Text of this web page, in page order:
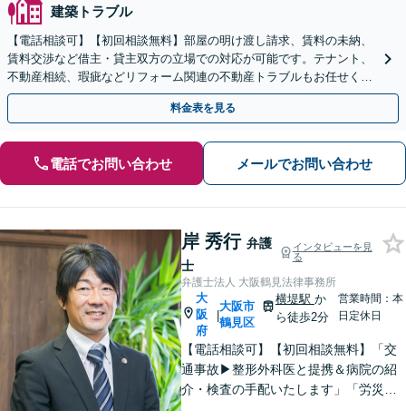
建築トラブル
【電話相談可】【初回相談無料】部屋の明け渡し請求、賃料の未納、
賃料交渉など借主・貸主双方の立場での対応が可能です。テナント、
不動産相続、瑕疵などリフォーム関連の不動産トラブルもお任せくだ
さい【分割払い可】
料金表を見る
電話でお問い合わせ メールでお問い合わせ
岸 秀行 弁護
士
インタビューを見
る
弁護士法人 大阪鶴見法律事務所
大
阪
府
|
大阪市
鶴見区
横堤駅 か
ら徒歩2分
営業時間：本
日定休日
【電話相談可】【初回相談無料】「交
通事故▶︎整形外科医と提携＆病院の紹
介・検査の手配いたします」「労災の